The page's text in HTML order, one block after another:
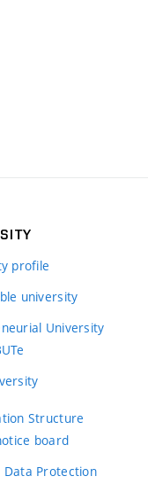
profile
university
University
Structure
board
Data Protection